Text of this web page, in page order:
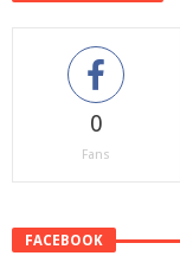
0
Fans
FACEBOOK